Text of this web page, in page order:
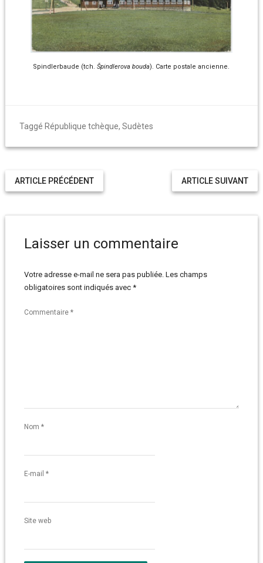
Spindlerbaude (tch.Špindlerova bouda). Carte postale ancienne.
Taggé République tchèque, Sudètes
ARTICLE SUIVANT
ARTICLE PRÉCÉDENT
Laisser un commentaire
Votre adresse e-mail ne sera pas publiée. Les champs
obligatoires sont indiqués avec *
Commentaire *
Nom *
E-mail *
Site web